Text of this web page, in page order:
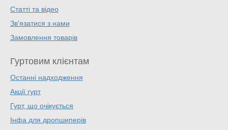
Статті та відео
Зв'язатися з нами
Замовлення товарів
Гуртовим клієнтам
Останні надходження
Акції гурт
Гурт, що очікується
Інфа для дропшиперів